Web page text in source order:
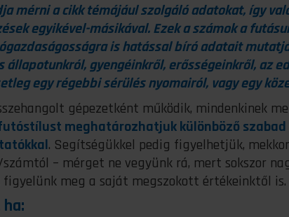
mérni a cikk témájául szolgáló adatokat, így
egyikével-másikával. Ezek a számok a
is hatással bíró adatait
állapotunkról, gyengéinkről, erősségeinkről, az
egy régebbi sérülés nyomairól, vagy egy
gépezetként működik, mindenkinek
meghatározhatjuk különböző
. Segítségükkel pedig figyelhetjük,
– mérget ne vegyünk rá, mert sokszor
meg a saját megszokott értékeinktől